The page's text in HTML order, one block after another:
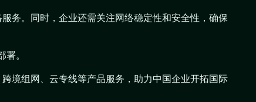
务。同时，企业还需关注网络稳定性和安全性，确保
。
境组网、云专线等产品服务，助力中国企业开拓国际